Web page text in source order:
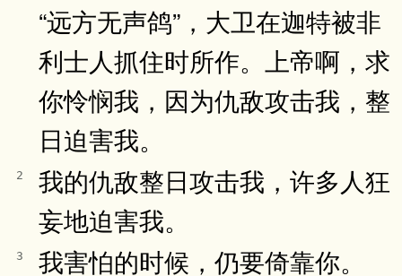
“远方无声鸽”，大卫在迦特被非
利士人抓住时所作。上帝啊，求
你怜悯我，因为仇敌攻击我，整
日迫害我。
2
我的仇敌整日攻击我，许多人狂
妄地迫害我。
3 我害怕的时候，仍要倚靠你。